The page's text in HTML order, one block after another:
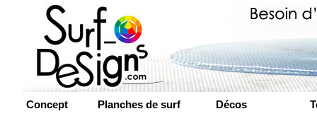
Concept Planches de surf Décos